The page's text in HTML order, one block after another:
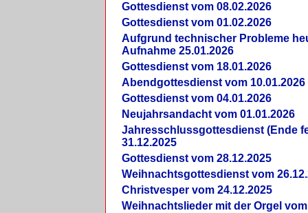
Gottesdienst vom 08.02.2026
Gottesdienst vom 01.02.2026
Aufgrund technischer Probleme
Aufnahme 25.01.2026
Gottesdienst vom 18.01.2026
Abendgottesdienst vom 10.01.2026
Gottesdienst vom 04.01.2026
Neujahrsandacht vom 01.01.2026
Jahresschlussgottesdienst (Ende
31.12.2025
Gottesdienst vom 28.12.2025
Weihnachtsgottesdienst vom
Christvesper vom 24.12.2025
Weihnachtslieder mit der Orgel vom